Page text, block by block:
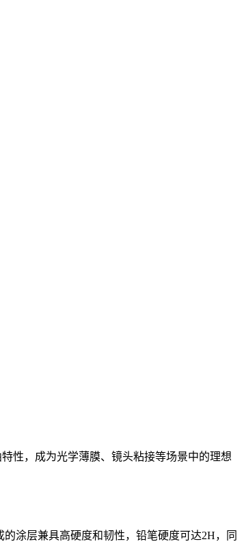
性，成为光学薄膜、镜头粘接等场景中的理想
涂层兼具高硬度和韧性，铅笔硬度可达2H，同